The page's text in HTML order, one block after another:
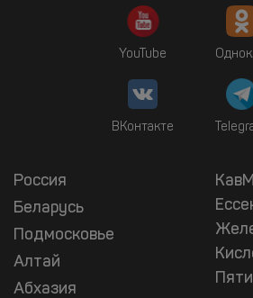
YouTube
ВКонтакте
Россия
Беларусь
Подмосковье
Алтай
Абхазия